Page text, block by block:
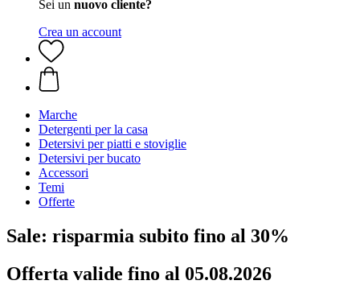
Sei un nuovo cliente?
Crea un account
Marche
Detergenti per la casa
Detersivi per piatti e stoviglie
Detersivi per bucato
Accessori
Temi
Offerte
Sale: risparmia subito fino al 30%
Offerta valide fino al 05.08.2026